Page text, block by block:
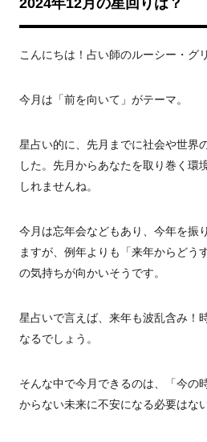
2024年12月の星回りは？
こんにちは！占い師のルーシー・グ
今月は「前を向いて」がテーマ。
星占い的に、先月までに社会や世界
した。先月からあなたを取り巻く環
しれませんね。
今月は忘年会などもあり、今年を振
ますが、例年よりも「来年からどう
の気持ちが向かいそうです。
星占いで言えば、来年も波乱含み！
なるでしょう。
そんな中で今月できるのは、「今の
からない未来に不安になる必要はな